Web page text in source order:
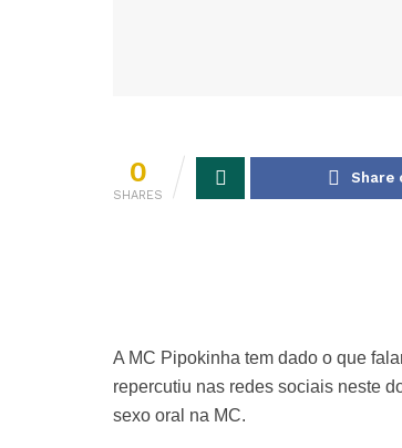
0
SHARES
Share
A MC Pipokinha tem dado o que
repercutiu nas redes sociais neste
sexo oral na MC.